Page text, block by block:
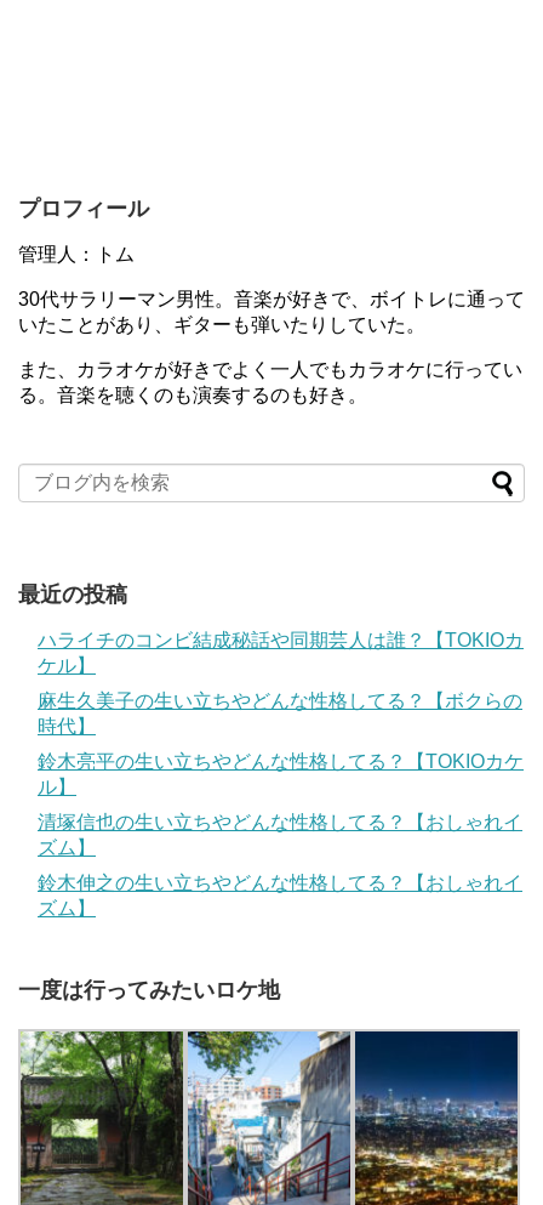
プロフィール
管理人：トム
30代サラリーマン男性。音楽が好きで、ボイトレに通って
いたことがあり、ギターも弾いたりしていた。
また、カラオケが好きでよく一人でもカラオケに行ってい
る。音楽を聴くのも演奏するのも好き。
最近の投稿
ハライチのコンビ結成秘話や同期芸人は誰？【TOKIOカ
ケル】
麻生久美子の生い立ちやどんな性格してる？【ボクらの
時代】
鈴木亮平の生い立ちやどんな性格してる？【TOKIOカケ
ル】
清塚信也の生い立ちやどんな性格してる？【おしゃれイ
ズム】
鈴木伸之の生い立ちやどんな性格してる？【おしゃれイ
ズム】
一度は行ってみたいロケ地